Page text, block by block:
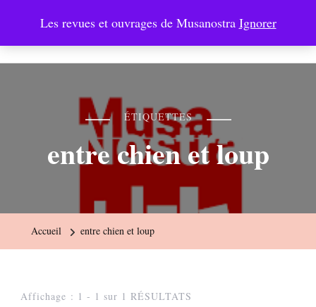
Les revues et ouvrages de Musanostra Ignorer
Musanostra
ÉTIQUETTES
entre chien et loup
Accueil entre chien et loup
Affichage : 1 - 1 sur 1 RÉSULTATS